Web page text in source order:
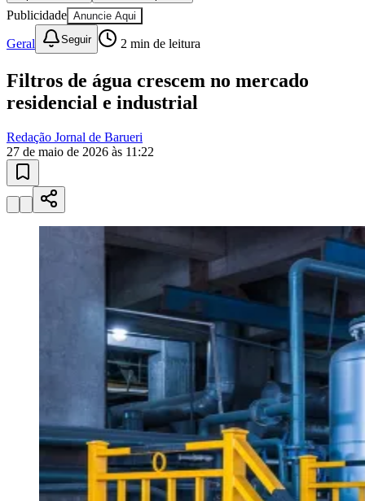
Vitória
10 anos de JBnovo portalconfira as novidades
Esportes ao Vivo
atualizadas
Paulistão, Brasileirão, Champions League e mais. Placar em tempo
Newsletter Bom Dia Barueri
Entretenimento Completo
Resultados das Loterias
Esportes ao Vivo
Trânsito em Tempo Real
Clima e Previsão do Tempo
Vagas de Emprego
Portal Pet
Guia de Empresas
Anuncie Aqui
2min de leitura
Filtros de água crescem no mercado
residencial e industrial
Redação Jornal de Barueri